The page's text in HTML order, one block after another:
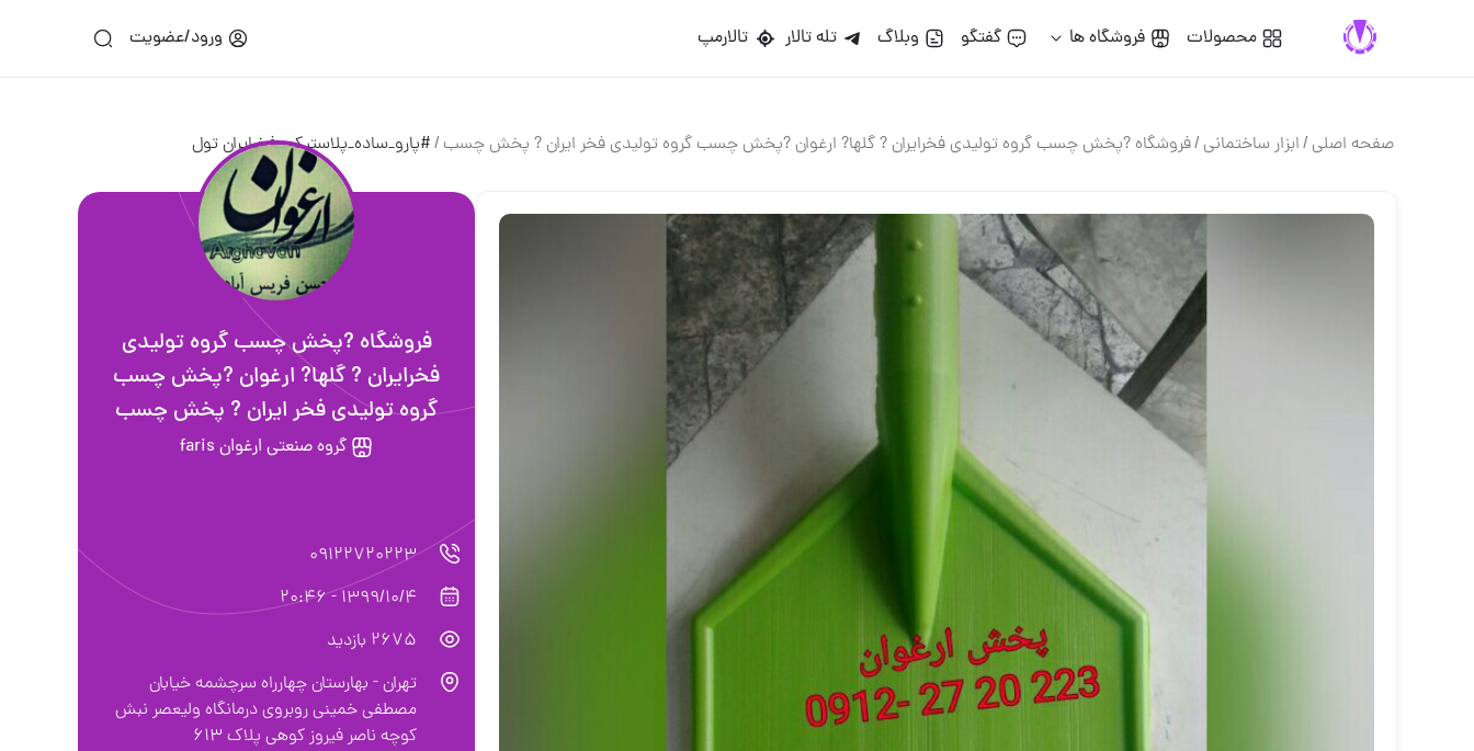
محصولات فروشگاه ها گفتگو وبلاگ تله تالار تالارمپ ورود/عضویت
صفحه اصلی/ابزار ساختماني/فروشگاه ?پخش چسب گروه تولیدی فخرایران ? گلها? ارغوان ?پخش چسب گروه تولیدی فخر ایران ? پخش چسب/#پارو_ساده_پلاستیکی_فخرایران تول
فروشگاه ?پخش چسب گروه تولیدی
فخرایران ? گلها? ارغوان ?پخش چسب
گروه تولیدی فخر ایران ? پخش چسب
گروه صنعتی ارغوان faris
09122720223
1399/10/4 - 20:46
2675 بازدید
تهران - بهارستان چهارراه سرچشمه خیابان
مصطفی خمینی روبروی درمانگاه ولیعصر نبش
کوچه ناصر فیروز کوهی پلاک 613